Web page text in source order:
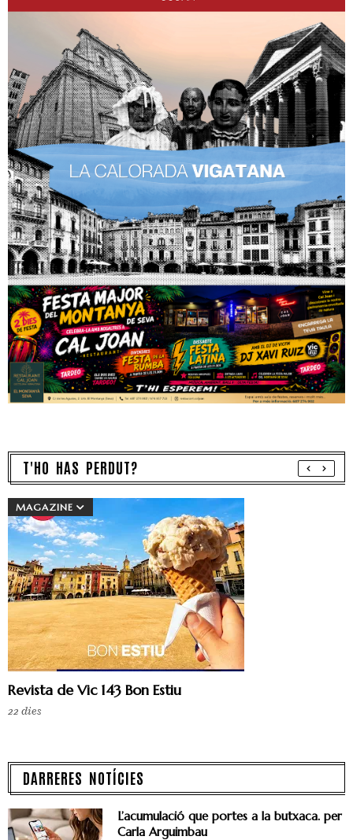
T'HO HAS PERDUT?
MAGAZINE
Revista de Vic 143 Bon Estiu
22 dies
DARRERES NOTÍCIES
L’acumulació que portes a la butxaca. per
Carla Arguimbau